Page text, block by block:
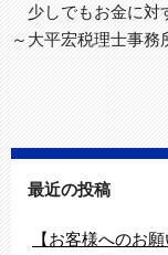
少しでもお金に対
～大平宏税理士事務
最近の投稿
【お客様へのお